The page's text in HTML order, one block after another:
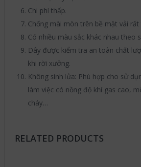
Chi phí thấp.
Chống mài mòn trên bề mặt vải rất
Có nhiều màu sắc khác nhau theo
Dây được kiểm tra an toàn chất
khi rời xưởng.
Không sinh lửa: Phù hợp cho sử
làm việc có nồng độ khí gas cao,
cháy…
RELATED PRODUCTS